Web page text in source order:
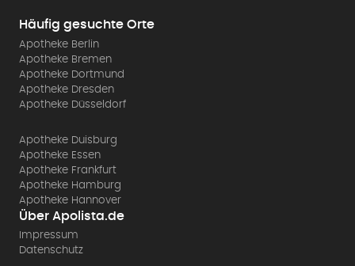
Häufig gesuchte Orte
Apotheke Berlin
Apotheke Bremen
Apotheke Dortmund
Apotheke Dresden
Apotheke Düsseldorf
Apotheke Duisburg
Apotheke Essen
Apotheke Frankfurt
Apotheke Hamburg
Apotheke Hannover
Über Apolista.de
Impressum
Datenschutz